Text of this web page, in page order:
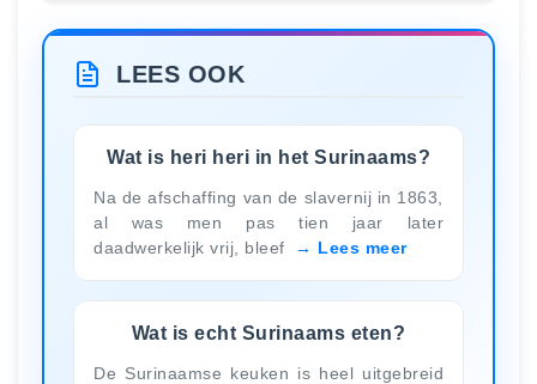
LEES OOK
Wat is heri heri in het Surinaams?
Na de afschaffing van de slavernij in 1863,
al was men pas tien jaar later
daadwerkelijk vrij, bleef
Lees meer
Wat is echt Surinaams eten?
De Surinaamse keuken is heel uitgebreid